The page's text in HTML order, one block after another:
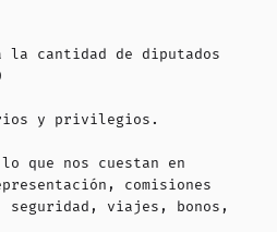
la cantidad de diputados
y privilegios.
que nos cuestan en
comisiones
viajes, bonos,